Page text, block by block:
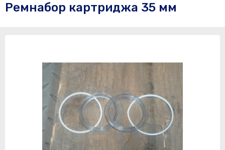
Ремнабор картриджа 35 мм